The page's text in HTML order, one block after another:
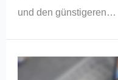
und den günstigeren…